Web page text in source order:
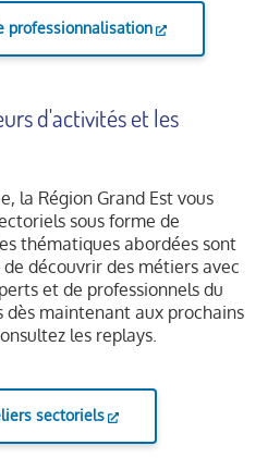
professionnalisation
d'activités et les
la Région Grand Est vous
sous forme de
thématiques abordées sont
découvrir des métiers avec
et de professionnels du
dès maintenant aux prochains
les replays.
sectoriels